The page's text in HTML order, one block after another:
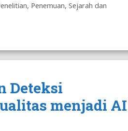
, Penemuan, Sejarah dan
Deteksi
menjadi AI